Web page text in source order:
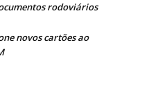
rodoviários
novos cartões ao